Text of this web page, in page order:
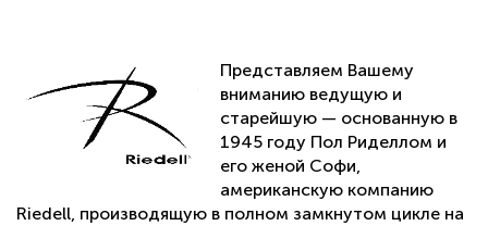
Представляем Вашему
вниманию ведущую и
старейшую — основанную в
1945 году Пол Риделлом и
его женой Софи,
американскую компанию
Riedell, производящую в полном замкнутом цикле на